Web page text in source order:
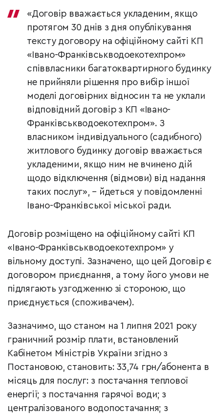
«Договір вважається укладеним, якщо
протягом 30 днів з дня опублікування
тексту договору на офіційному сайті КП
«Івано-Франківськводоекотехпром»
співвласники багатоквартирного будинку
не прийняли рішення про вибір іншої
моделі договірних відносин та не уклали
відповідний договір з КП «Івано-
Франківськводоекотехпром». З
власником індивідуального (садибного)
житлового будинку договір вважається
укладеними, якщо ним не вчинено дій
щодо відключення (відмови) від надання
таких послуг», – йдеться у повідомленні
Івано-Франківської міської ради.
Договір розміщено на офіційному сайті КП
«Івано-Франківськводоекотехпром» у
вільному доступі. Зазначено, що цей Договір є
договором приєднання, а тому його умови не
підлягають узгодженню зі стороною, що
приєднується (споживачем).
Зазначимо, що станом на 1 липня 2021 року
граничний розмір плати, встановлений
Кабінетом Міністрів України згідно з
Постановою, становить: 33,74 грн/абонента в
місяць для послуг: з постачання теплової
енергії; з постачання гарячої води; з
централізованого водопостачання; з